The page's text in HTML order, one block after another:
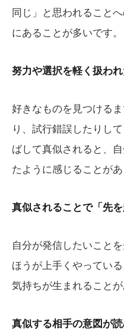
同じ」と思われること
にあることが多いです。
努力や選択を軽く扱わ
好きなものを見つける
り、試行錯誤したりし
ばして真似されると、
たように感じることがあ
真似されることで「先
自分が発信したいこと
ほうが上手くやってい
気持ちが生まれることが
真似する相手の意図が